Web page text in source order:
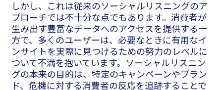
しかし、これは従来のソーシャルリスニングのア
プローチでは不十分な点でもあります。消費者が
生み出す豊富なデータへのアクセスを提供する一
方で、多くのユーザーは、必要なときに有用なイ
ンサイトを実際に見つけるための努力のレベルに
ついて不満を抱いています。ソーシャルリスニン
グの本来の目的は、特定のキャンペーンやブラン
ド、危機に対する消費者の反応を追跡することで